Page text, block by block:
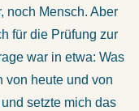
noch Mensch. Aber
für die Prüfung zur
war in etwa: Was
von heute und von
setzte mich das